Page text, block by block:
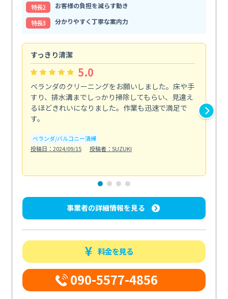
特⻑2
お客様の負担を減らす動き
特⻑3
分かりやすく丁寧な案内力
すっきり清潔
5.0
ベランダのクリーニングをお願いしました。床や手
すり、排水溝までしっかり掃除してもらい、見違え
るほどきれいになりました。作業も迅速で満足で
す。
ベランダ/バルコニー清掃
投稿日：2024/09/15
投稿者：SUZUKI
事業者の詳細情報を見る
料金を見る
090-5577-4856